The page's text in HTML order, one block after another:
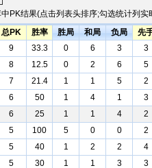
PK结果(点击列表头排序;勾选统计列
总PK 胜率 胜局 和局 负局
先
9 33.3 0 6 3
3
8 12.5 0 2 6
5
7 21.4 1 1 5
2
6 50 1 4 1
3
6 25 1 1 4
2
5 100 5 0 0
2
5 40 1 2 2
4
5 30 1 1 3
3